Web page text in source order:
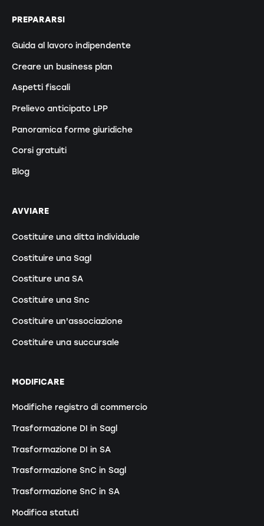
PREPARARSI
Guida al lavoro indipendente
Creare un business plan
Aspetti fiscali
Prelievo anticipato LPP
Panoramica forme giuridiche
Corsi gratuiti
Blog
AVVIARE
Costituire una ditta individuale
Costituire una Sagl
Costiture una SA
Costituire una Snc
Costituire un'associazione
Costituire una succursale
MODIFICARE
Modifiche registro di commercio
Trasformazione DI in Sagl
Trasformazione DI in SA
Trasformazione SnC in Sagl
Trasformazione SnC in SA
Modifica statuti